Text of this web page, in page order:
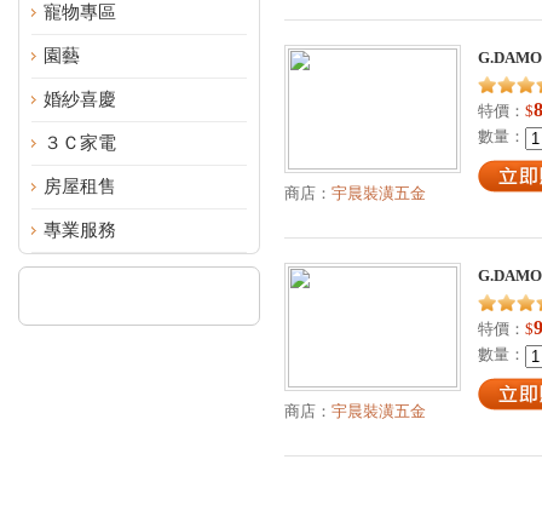
寵物專區
園藝
婚紗喜慶
３Ｃ家電
房屋租售
專業服務
商店： 宇晨裝潢五金
特價： $
數量：
商店： 宇晨裝潢五金
特價： $
數量：